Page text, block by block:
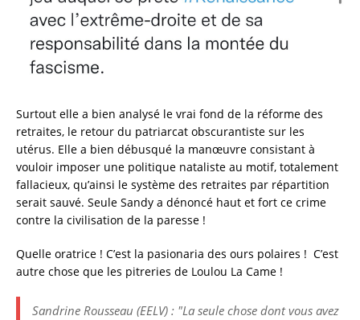
Surtout elle a bien analysé le vrai fond de la réforme des
retraites, le retour du patriarcat obscurantiste sur les
utérus. Elle a bien débusqué la manœuvre consistant à
vouloir imposer une politique nataliste au motif, totalement
fallacieux, qu’ainsi le système des retraites par répartition
serait sauvé. Seule Sandy a dénoncé haut et fort ce crime
contre la civilisation de la paresse !
Quelle oratrice ! C’est la pasionaria des ours polaires ! C’est
autre chose que les pitreries de Loulou La Came !
Sandrine Rousseau (EELV) : "La seule chose dont vous avez